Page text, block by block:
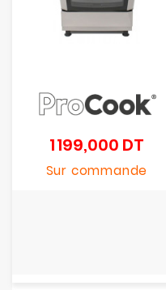
1 199,000 DT
Sur commande